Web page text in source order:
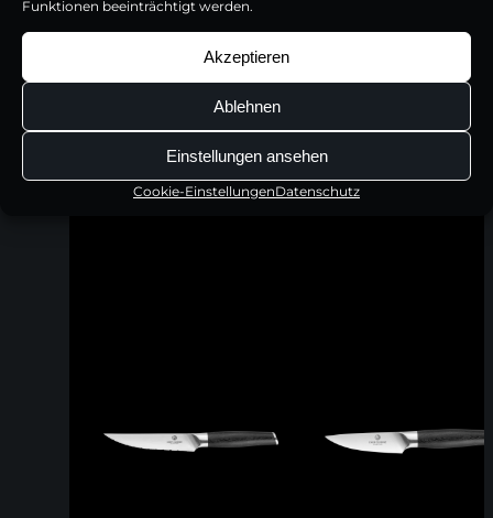
Funktionen beeinträchtigt werden.
Akzeptieren
Ablehnen
Einstellungen ansehen
Cookie-EinstellungenDatenschutz